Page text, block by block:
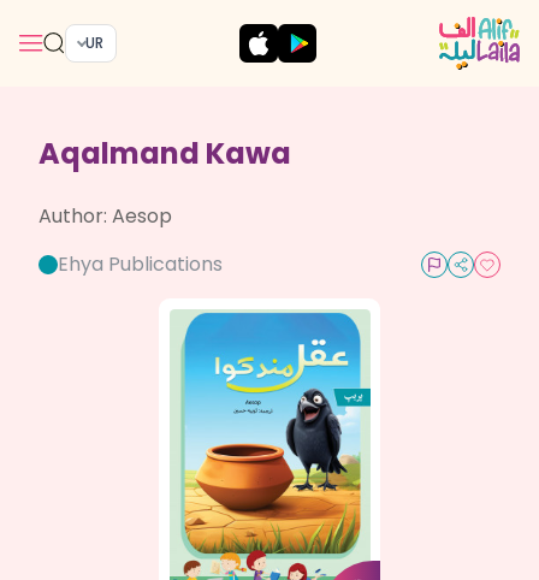
UR
Aqalmand Kawa
Author: Aesop
Ehya Publications